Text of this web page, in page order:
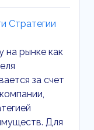
на рынке как
за счет
Для